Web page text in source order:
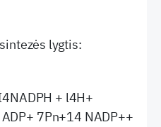
lygtis:
+ l4H+
7Pn+14 NADP++